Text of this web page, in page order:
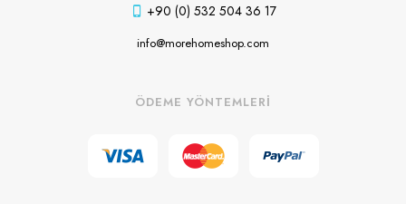
+90 (0) 532 504 36 17
info@morehomeshop.com
ÖDEME YÖNTEMLERİ